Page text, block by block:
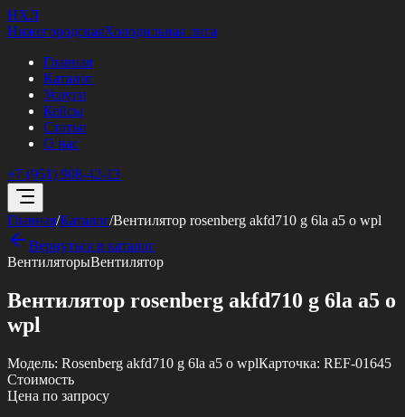
НХЛ
НижегородскаяХолодильная лига
Главная
Каталог
Услуги
Кейсы
Статьи
О нас
+7 (951) 908-42-13
Главная/Каталог/Вентилятор rosenberg akfd710 g 6la a5 o wpl
Вернуться в каталог
ВентиляторыВентилятор
Вентилятор rosenberg akfd710 g 6la a5 o
wpl
Модель: Rosenberg akfd710 g 6la a5 o wplКарточка: REF-01645
Стоимость
Цена по запросу